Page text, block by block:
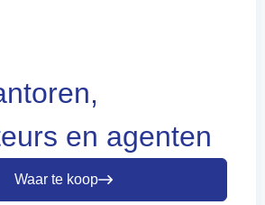
en agenten
Waar te koop